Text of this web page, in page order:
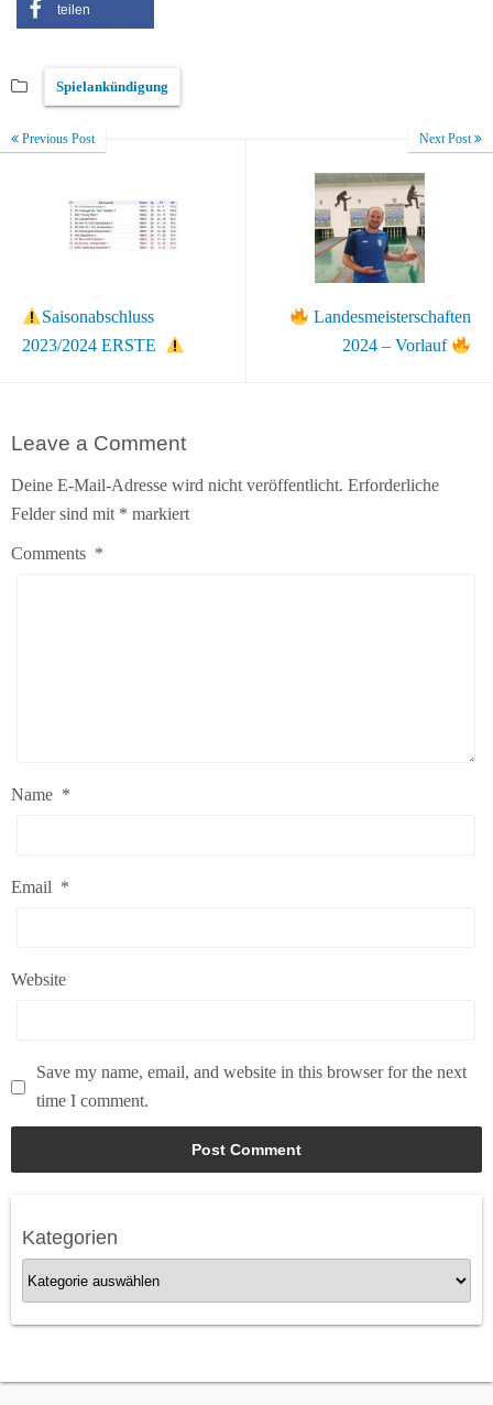
teilen
Spielankündigung
Previous Post
Saisonabschluss
2023/2024 ERSTE
Next Post
Landesmeisterschaften
2024 – Vorlauf
Leave a Comment
Deine E-Mail-Adresse wird nicht veröffentlicht. Erforderliche
Felder sind mit * markiert
Comments *
Name *
Email *
Website
Save my name, email, and website in this browser for the next
time I comment.
Kategorien
K
a
t
g